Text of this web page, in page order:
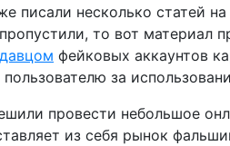
писали несколько статей
то вот материал
фейковых аккаунтов
пользователю за
провести небольшое
из себя рынок